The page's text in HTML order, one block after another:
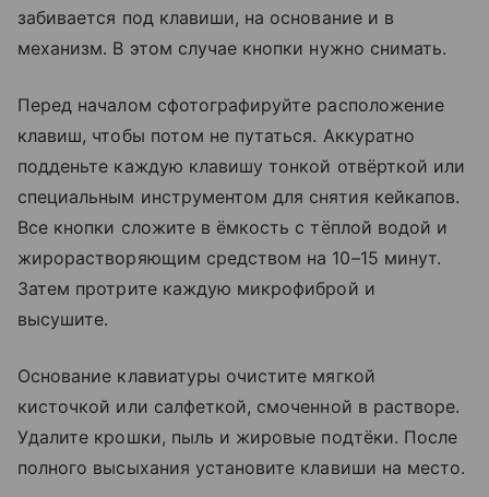
забивается под клавиши, на основание и в
механизм. В этом случае кнопки нужно снимать.
Перед началом сфотографируйте расположение
клавиш, чтобы потом не путаться. Аккуратно
подденьте каждую клавишу тонкой отвёрткой или
специальным инструментом для снятия кейкапов.
Все кнопки сложите в ёмкость с тёплой водой и
жирорастворяющим средством на 10–15 минут.
Затем протрите каждую микрофиброй и
высушите.
Основание клавиатуры очистите мягкой
кисточкой или салфеткой, смоченной в растворе.
Удалите крошки, пыль и жировые подтёки. После
полного высыхания установите клавиши на место.